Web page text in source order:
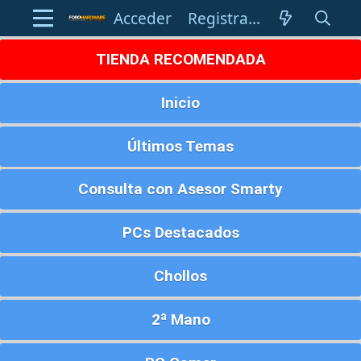
Acceder Registrarse
TIENDA RECOMENDADA
Inicio
Últimos Temas
Consulta con Asesor Smarty
PCs Destacados
Chollos
2ª Mano